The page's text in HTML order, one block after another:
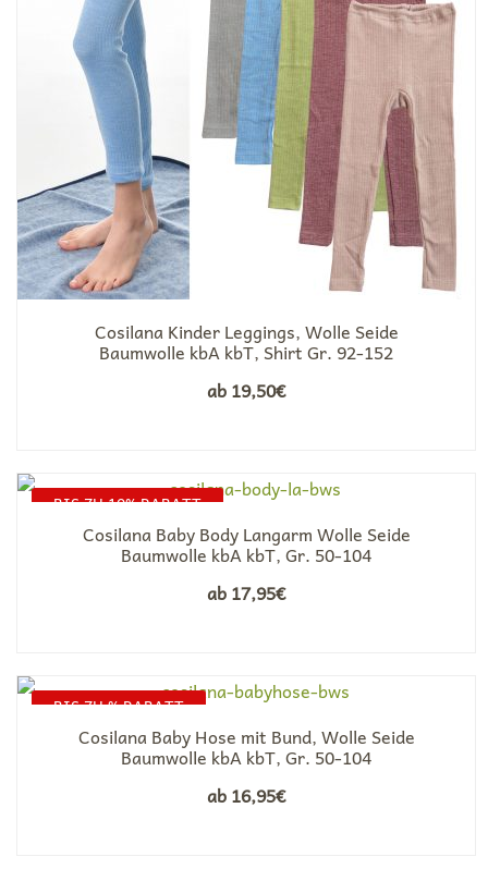
Cosilana Kinder Leggings, Wolle Seide
Baumwolle kbA kbT, Shirt Gr. 92-152
ab19,50€
BIS ZU 10% RABATT
Cosilana Baby Body Langarm Wolle Seide
Baumwolle kbA kbT, Gr. 50-104
ab17,95€
BIS ZU % RABATT
Cosilana Baby Hose mit Bund, Wolle Seide
Baumwolle kbA kbT, Gr. 50-104
ab16,95€